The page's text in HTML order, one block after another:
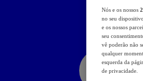
Nós e os nossos
no seu
e os nossos
seu
vê poderão não
qualquer
esquerda da
de privacidade.